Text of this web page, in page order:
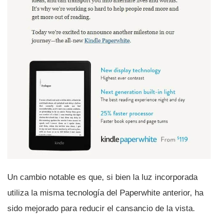
Un cambio notable es que, si bien la luz incorporada
utiliza la misma tecnologí­a del Paperwhite anterior, ha
sido mejorado para reducir el cansancio de la vista.